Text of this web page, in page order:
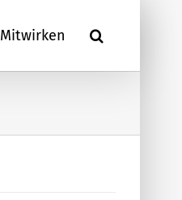
Mitwirken